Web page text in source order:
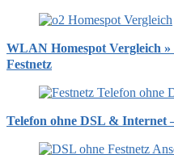
WLAN Homespot Vergleich
Festnetz
Telefon ohne DSL & Internet